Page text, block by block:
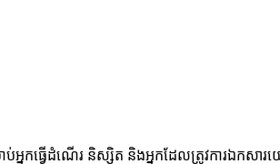
អ្នកធ្វើដំណើរ និស្សិត និងអ្នកដែលត្រូវការឯកសា